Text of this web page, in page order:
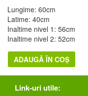
Lungime: 60cm
Latime: 40cm
Inaltime nivel 1: 56cm
Inaltime nivel 2: 52cm
ADAUGĂ ÎN COȘ
Link-uri utile: